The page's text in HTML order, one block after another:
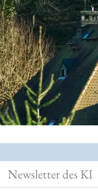
Newsletter des KI